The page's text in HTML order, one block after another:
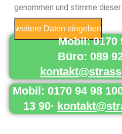
genommen und stimme dieser
weitere Daten eingeben
Mobil: 0170
Büro: 089
Mobil: 0170 94 98
13 90·